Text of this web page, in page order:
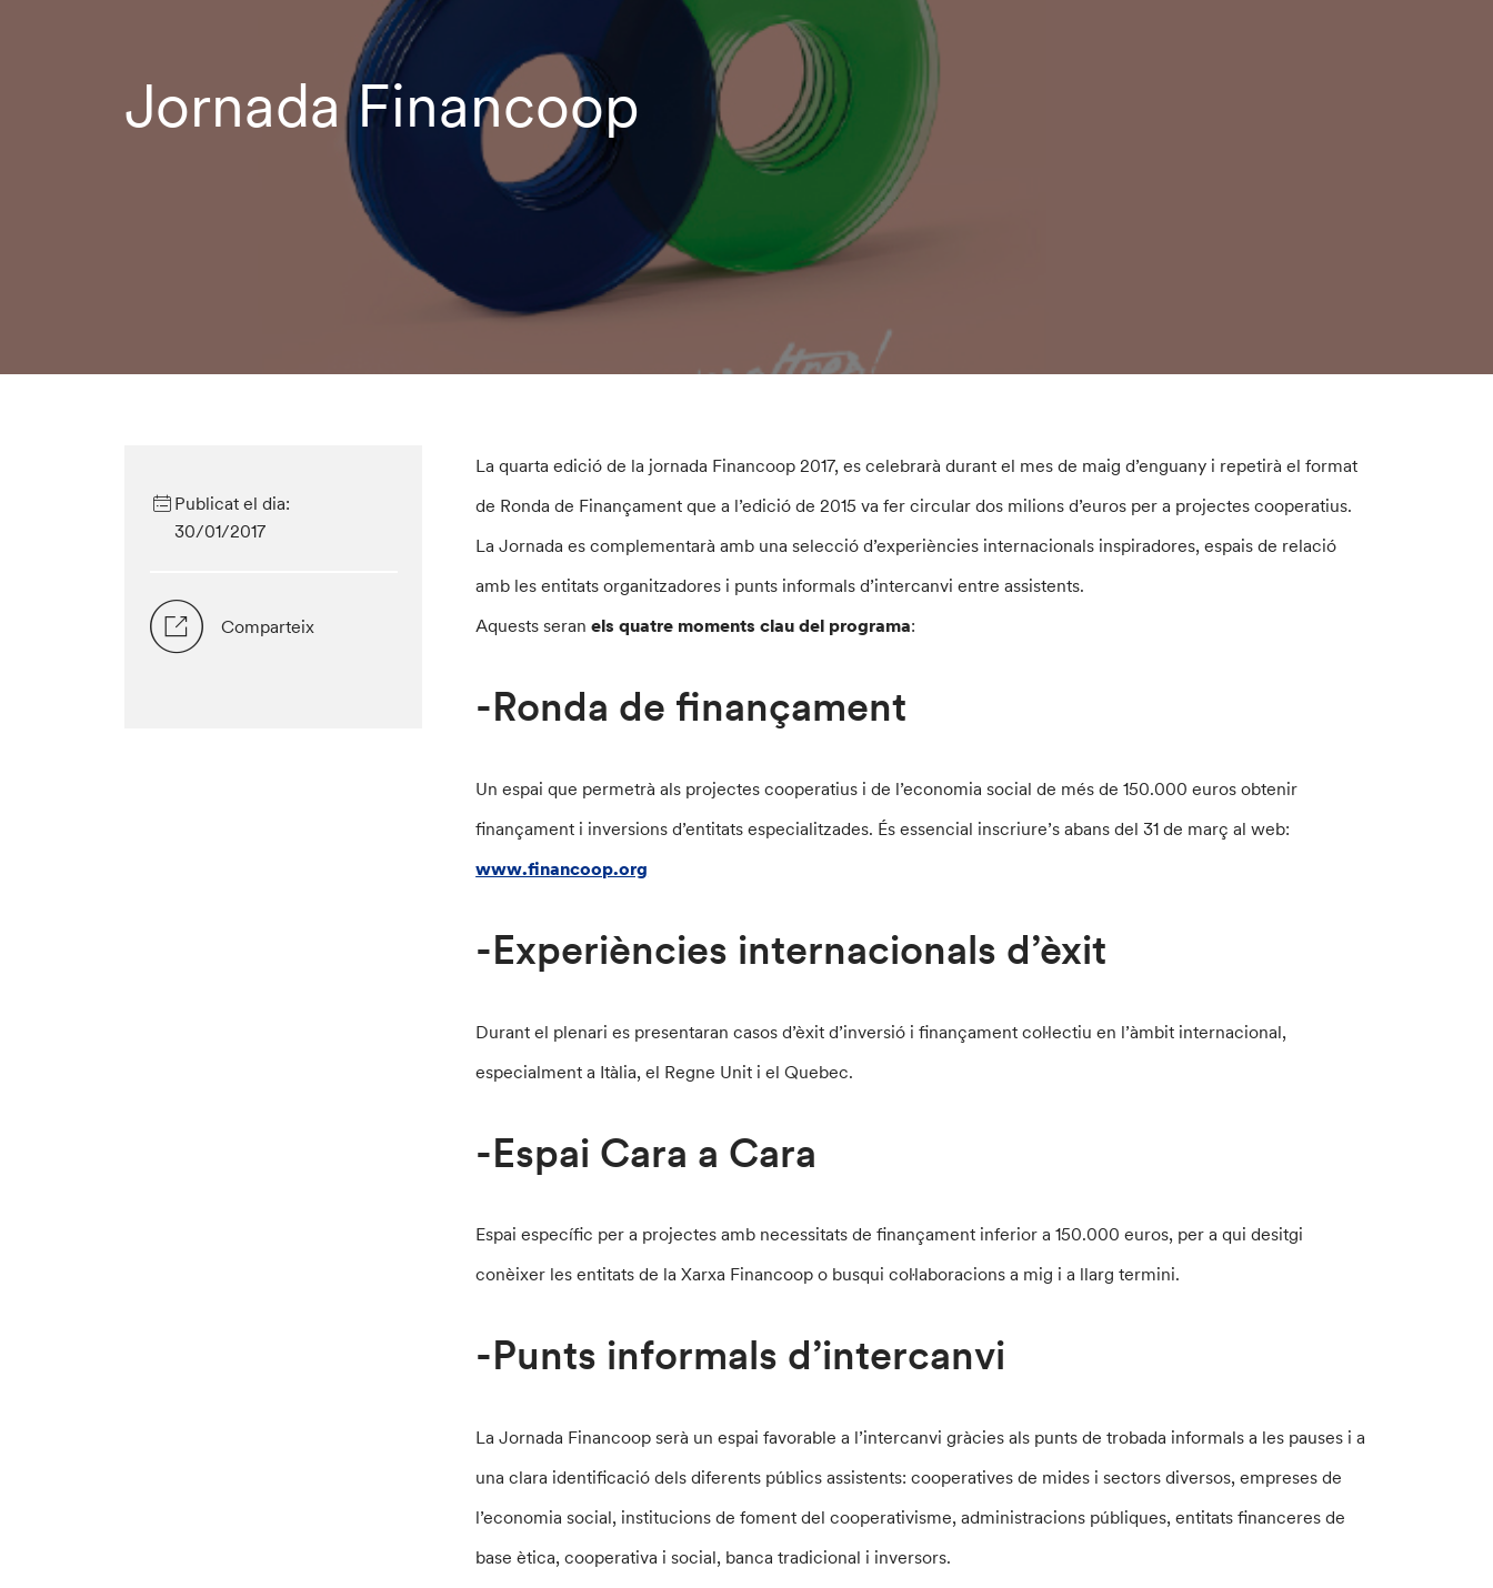
Jornada Financoop
Publicat el dia:
30/01/2017
Comparteix
La quarta edició de la jornada Financoop 2017, es celebrarà durant el mes de maig d’enguany i repetirà el format
de Ronda de Finançament que a l’edició de 2015 va fer circular dos milions d’euros per a projectes cooperatius.
La Jornada es complementarà amb una selecció d’experiències internacionals inspiradores, espais de relació
amb les entitats organitzadores i punts informals d’intercanvi entre assistents.
Aquests seranels quatre moments clau del programa:
-Ronda de finançament
Un espai que permetrà als projectes cooperatius i de l’economia social de més de 150.000 euros obtenir
finançament i inversions d’entitats especialitzades. És essencial inscriure’s abans del 31 de març al web:
www.financoop.org
-Experiències internacionals d’èxit
Durant el plenari es presentaran casos d’èxit d’inversió i finançament col·lectiu en l’àmbit internacional,
especialment a Itàlia, el Regne Unit i el Quebec.
-Espai Cara a Cara
Espai específic per a projectes amb necessitats de finançament inferior a 150.000 euros, per a qui desitgi
conèixer les entitats de la Xarxa Financoop o busqui col·laboracions a mig i a llarg termini.
-Punts informals d’intercanvi
La Jornada Financoop serà un espai favorable a l’intercanvi gràcies als punts de trobada informals a les pauses i a
una clara identificació dels diferents públics assistents: cooperatives de mides i sectors diversos, empreses de
l’economia social, institucions de foment del cooperativisme, administracions públiques, entitats financeres de
base ètica, cooperativa i social, banca tradicional i inversors.